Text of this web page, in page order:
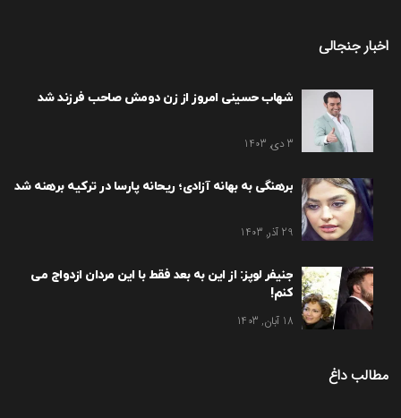
اخبار جنجالی
شهاب حسینی امروز از زن دومش صاحب فرزند شد
3 دی, 1403
برهنگی به بهانه آزادی؛ ریحانه پارسا در ترکیه برهنه شد
29 آذر, 1403
جنیفر لوپز: از این به بعد فقط با این مردان ازدواج می
کنم!
18 آبان, 1403
مطالب داغ